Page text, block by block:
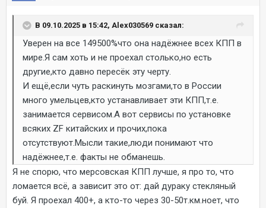
В 09.10.2025 в 15:42, Alex030569 сказал:
Уверен на все 149500%что она надёжнее всех КПП в
мире.Я сам хоть и не проехал столько,но есть
другие,кто давно пересёк эту черту.
И ещё,если чуть раскинуть мозгами,то в России
много умельцев,кто устанавливает эти КПП,т.е.
занимается сервисом.А вот сервисы по установке
всяких ZF китайских и прочих,пока
отсутствуют.Мысли такие,люди понимают что
надёжнее,т.е. факты не обманешь.
Я не спорю, что мерсовская КПП лучше, я про то, что
ломается всё, а зависит это от: дай дураку стекляный
буй. Я проехал 400+, а кто-то через 30-50т.км.ноет, что